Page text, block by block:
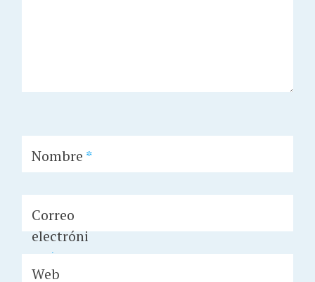
Nombre *
Correo
electróni
co*
Web